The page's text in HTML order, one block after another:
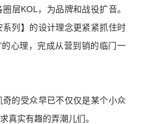
层KOL，为品牌和战役扩音。
列】的设计理念更紧紧抓住时
心理，完成从营到销的临门一
的受众早已不仅仅是某个小众
真实有趣的弄潮儿们。